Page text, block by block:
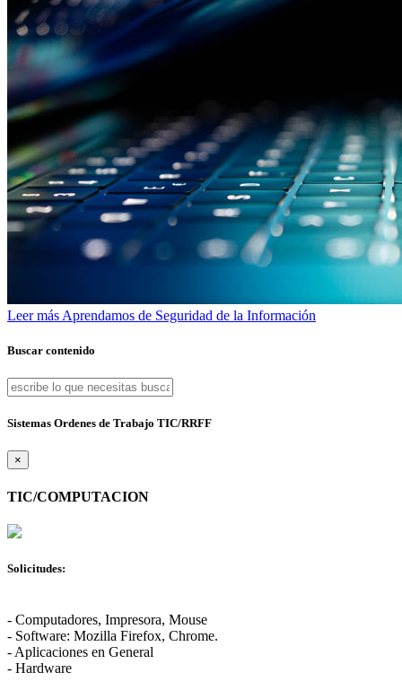
Leer más Aprendamos de Seguridad de la Información
Buscar contenido
Sistemas Ordenes de Trabajo TIC/RRFF
×
TIC/COMPUTACION
Solicitudes:
- Computadores, Impresora, Mouse
- Software: Mozilla Firefox, Chrome.
- Aplicaciones en General
- Hardware